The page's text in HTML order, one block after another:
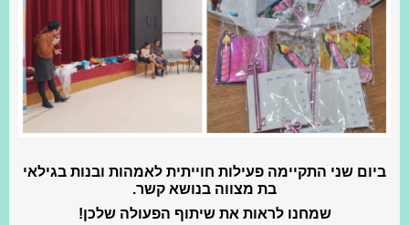
ביום שני התקיימה פעילות חוייתית לאמהות ובנות בגילאי
בת מצווה בנושא קשר.
שמחנו לראות את שיתוף הפעולה שלכן!